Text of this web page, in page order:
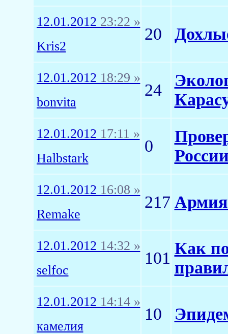
12.01.2012 23:22 »
Kris2
20
12.01.2012 18:29 »
bonvita
24
12.01.2012 17:11 »
Halbstark
0
12.01.2012 16:08 »
Remake
217
12.01.2012 14:32 »
selfoc
101
Как
12.01.2012 14:14 »
камелия
10